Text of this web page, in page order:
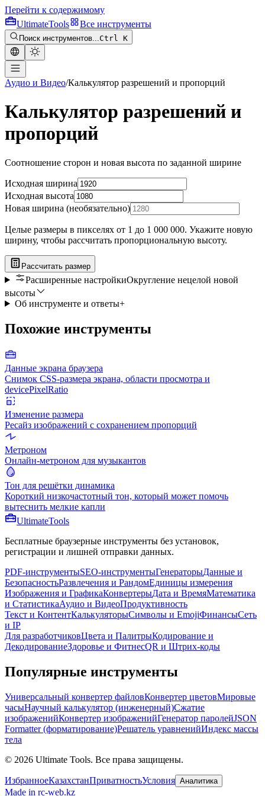
Перейти к содержимому
UltimateTools Все инструменты
Поиск инструментов...Ctrl K
Аудио и Видео/Калькулятор разрешений и пропорций
Калькулятор разрешений и
пропорций
Соотношение сторон и новая высота по заданной ширине
Исходная ширина
Исходная высота
Новая ширина (необязательно)
Целые размеры в пикселях от 1 до 1 000 000. Укажите новую
ширину, чтобы рассчитать пропорциональную высоту.
Рассчитать размер
Расширенные настройкиОкругление нецелой новой
высоты
Об инструменте и ответы+
Похожие инструменты
Данные экрана браузера
Снимок CSS-размера экрана, области просмотра и
devicePixelRatio
Изменение размера
Ресайз изображений с сохранением пропорций
Метроном
Онлайн-метроном для музыкантов
Тон для решётки динамика
Короткий низкочастотный тон, который может помочь
вытеснить мелкие капли
UltimateTools
Бесплатные браузерные инструменты без установок,
регистрации и лишней отправки данных.
PDF-инструментыSEO-инструментыГенераторыДанные и
БезопасностьРазвлечения и РандомЕдиницы измерения
Изображения и ГрафикаКонвертерыДата и ВремяМатематика
и СтатистикаАудио и ВидеоПродуктивность
Текст и КонтентКалькуляторыСимволы и EmojiФинансыСеть
и IP
Для разработчиковЦвета и ПалитрыКодирование и
ДекодированиеЗдоровье и ФитнесQR и Штрих-коды
Популярные инструменты
Универсальный конвертер файловКонвертер цветовМировые
часыНаучный калькулятор (инженерный)Сжатие
изображенийКонвертер изображенийГенератор паролейJSON
Formatter (форматирование)Решатель уравненийИндекс массы
тела
© 2026 Ultimate Tools. Все права защищены.
ИзбранноеКазахстанПриватностьУсловия Аналитика
Made in rc-web.kz